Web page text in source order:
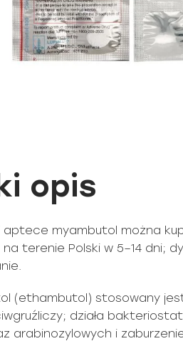
opis
aptece myambutol można
terenie Polski w 5–14 dni;
(ethambutol) stosowany
działa
arabinozylowych i